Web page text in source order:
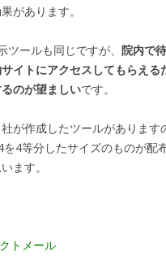
があります。
ツールも同じですが、 院内で
イトにアクセスしてもらえる
のが望ましいです。
が作成したツールがあります
を4等分したサイズのものが配
ます。
トメール